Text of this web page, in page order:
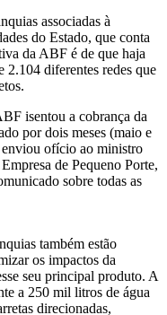
associadas à
do Estado, que conta
da ABF é de que haja
2.104 diferentes redes que
isentou a cobrança da
por dois meses (maio e
enviou ofício ao ministro
de Pequeno Porte,
sobre todas as
também estão
os impactos da
seu principal produto. A
a 250 mil litros de água
direcionadas,